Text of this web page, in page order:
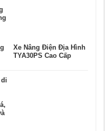
Xe Nâng Điện Địa Hình
TYA30PS Cao Cấp